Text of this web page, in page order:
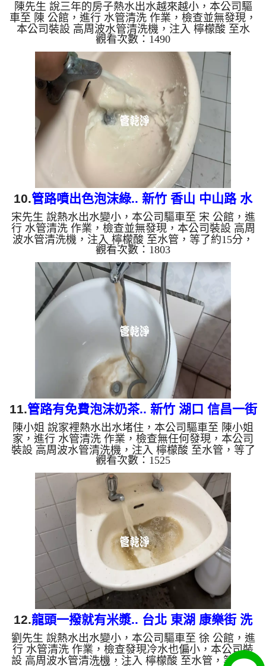
洗水管
陳先生 說三年的房子熱水出水越來越小，本公司驅
車至 陳 公館，進行 水管清洗 作業，檢查並無發現，
本公司裝設 高周波水管清洗機，注入 檸檬酸 至水
管，等了約15分，開啟 水管清洗機 ，啟動 螺旋波 模
式，一洗水管就流出泡沫髒水，髒水源源不絕，兩個
多小時後，出水量恢復了。 如是自來水，如水管老
化，會產生鐵鏽跟泥沙堆積，洗出來的水就會是咖啡
色，地下水含有氧化錳，管壁上會結成黑色管垢，洗
出來的水會跟石油一樣黑，有些洗出綠色的水，是因
為裡面有銅的物質，生鏽產生銅綠，如是藍色的水，
是因為水龍頭合金的...
觀看次數：1490
10.管路噴出色泡沫綠.. 新竹 香山 中山路 水
管清洗
宋先生 說熱水出水變小，本公司驅車至 宋 公館，進
行 水管清洗 作業，檢查並無發現，本公司裝設 高周
波水管清洗機，注入 檸檬酸 至水管，等了約15分，
開啟 水管清洗機 ，啟動 螺旋波 模式，一洗水管就流
出綠色泡沫髒水，看起來就像是泡沫綠查，兩個多小
時後，出水變乾淨出水量也變大了。 如是自來水，
如水管老化，會產生鐵鏽跟泥沙堆積，洗出來的水就
會是咖啡色，地下水含有氧化錳，管壁上會結成黑色
管垢，洗出來的水會跟石油一樣黑，有些洗出綠色的
水，是因為裡面有銅的物質，生鏽產生銅綠，如是藍
色的水，是因為水...
觀看次數：1803
11.管路有免費泡沫奶茶.. 新竹 湖口 信昌一街
清洗水管
陳小姐 說家裡熱水出水堵住，本公司驅車至 陳小姐
家，進行 水管清洗 作業，檢查無任何發現，本公司
裝設 高周波水管清洗機，注入 檸檬酸 至水管，等了
約15分，開啟 水管清洗機 ，啟動 螺旋波 模式，一洗
水管就流出白色髒水，顏色越來越深，看起來就像泡
沫奶茶，兩個多小時後，出水變乾淨熱出水量也變大
了。 如是自來水，如水管老化，會產生鐵鏽跟泥沙
堆積，洗出來的水就會是咖啡色，地下水含有氧化
錳，管壁上會結成黑色管垢，洗出來的水會跟石油一
樣黑，有些洗出綠色的水，是因為裡面有銅的物質，
生鏽產生銅綠，如是...
觀看次數：1525
12.龍頭一撥就有米漿.. 台北 東湖 康樂街 洗
水管
劉先生 說熱水出水變小，本公司驅車至 徐 公館，進
行 水管清洗 作業，檢查發現冷水也偏小，本公司裝
設 高周波水管清洗機，注入 檸檬酸 至水管，等了約